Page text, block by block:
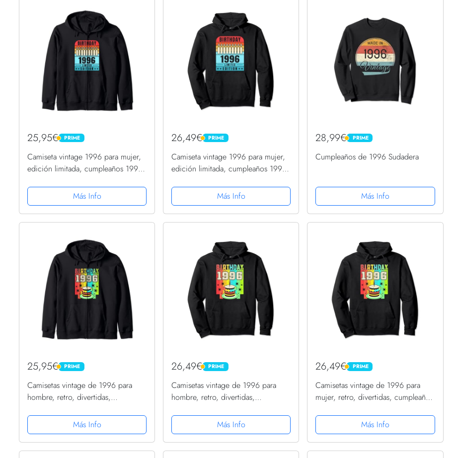
25,95€ PRIME
PRIME
Camiseta vintage 1996 para mujer,
edición limitada, cumpleaños 1996
Más Info
26,49€ PRIME
PRIME
Camiseta vintage 1996 para mujer,
edición limitada, cumpleaños 1996
Más Info
28,99€ PRIME
PRIME
Cumpleaños de 1996 Sudadera
Más Info
25,95€ PRIME
PRIME
Camisetas vintage de 1996 para
hombre, retro, divertidas,
Capucha
Más Info
26,49€ PRIME
PRIME
Camisetas vintage de 1996 para
hombre, retro, divertidas,
Capucha
Más Info
26,49€ PRIME
PRIME
Camisetas vintage de 1996 para
mujer, retro, divertidas, cumpleaños
Más Info